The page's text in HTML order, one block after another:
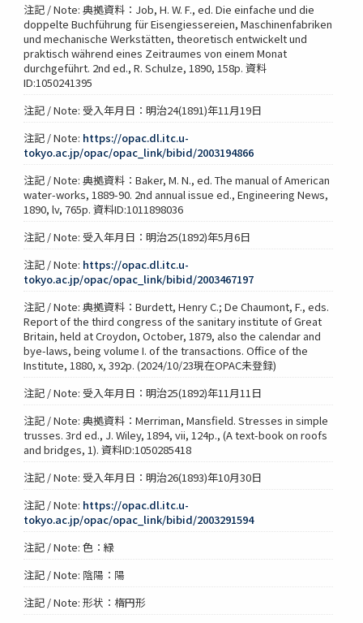
注記 / Note: 典拠資料：Job, H. W. F., ed. Die einfache und die
doppelte Buchführung für Eisengiessereien, Maschinenfabriken
und mechanische Werkstätten, theoretisch entwickelt und
praktisch während eines Zeitraumes von einem Monat
durchgeführt. 2nd ed., R. Schulze, 1890, 158p. 資料
ID:1050241395
注記 / Note: 受入年月日：明治24(1891)年11月19日
注記 / Note: https://opac.dl.itc.u-
tokyo.ac.jp/opac/opac_link/bibid/2003194866
注記 / Note: 典拠資料：Baker, M. N., ed. The manual of American
water-works, 1889-90. 2nd annual issue ed., Engineering News,
1890, lv, 765p. 資料ID:1011898036
注記 / Note: 受入年月日：明治25(1892)年5月6日
注記 / Note: https://opac.dl.itc.u-
tokyo.ac.jp/opac/opac_link/bibid/2003467197
注記 / Note: 典拠資料：Burdett, Henry C.; De Chaumont, F., eds.
Report of the third congress of the sanitary institute of Great
Britain, held at Croydon, October, 1879, also the calendar and
bye-laws, being volume I. of the transactions. Office of the
Institute, 1880, x, 392p. (2024/10/23現在OPAC未登録)
注記 / Note: 受入年月日：明治25(1892)年11月11日
注記 / Note: 典拠資料：Merriman, Mansfield. Stresses in simple
trusses. 3rd ed., J. Wiley, 1894, vii, 124p., (A text-book on roofs
and bridges, 1). 資料ID:1050285418
注記 / Note: 受入年月日：明治26(1893)年10月30日
注記 / Note: https://opac.dl.itc.u-
tokyo.ac.jp/opac/opac_link/bibid/2003291594
注記 / Note: 色：緑
注記 / Note: 陰陽：陽
注記 / Note: 形状：楕円形